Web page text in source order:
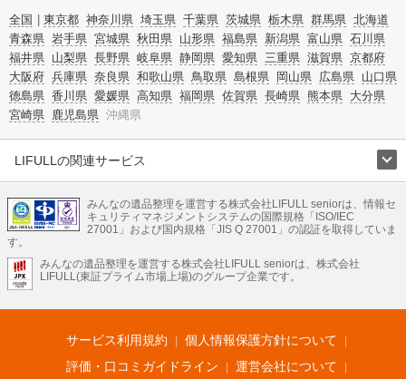
全国 東京都 神奈川県 埼玉県 千葉県 茨城県 栃木県 群馬県 北海道
青森県 岩手県 宮城県 秋田県 山形県 福島県 新潟県 富山県 石川県
福井県 山梨県 長野県 岐阜県 静岡県 愛知県 三重県 滋賀県 京都府
大阪府 兵庫県 奈良県 和歌山県 鳥取県 島根県 岡山県 広島県 山口県
徳島県 香川県 愛媛県 高知県 福岡県 佐賀県 長崎県 熊本県 大分県
宮崎県 鹿児島県 沖縄県
LIFULLの関連サービス
不動産・住宅
引越し 老人ホーム 地方創生 ママの就労支援
不動産クラウドファンディング 遺品整理 老後の暮らし情報
LIFULL HOME'Sのサービス
不動産・住宅
不動産査定 マンション専門売却査定 不動産投資 アドバイザー
不動産アーカイブ
空き家バンク 家賃相場 不動産会社
まちむすび
不動産用語集 住まいのお役立ち情報
LIFULL HOME'S PRESS
アプリ 不動産データ 不動産転職
みんなの遺品整理を運営する株式会社LIFULL seniorは、情報セ
キュリティマネジメントシステムの国際規格「ISO/IEC
27001」および国内規格「JIS Q 27001」の認証を取得していま
す。
みんなの遺品整理を運営する株式会社LIFULL seniorは、株式会社
LIFULL(東証プライム市場上場)のグループ企業です。
サービス利用規約
個人情報保護方針について
評価・口コミガイドライン
運営会社について